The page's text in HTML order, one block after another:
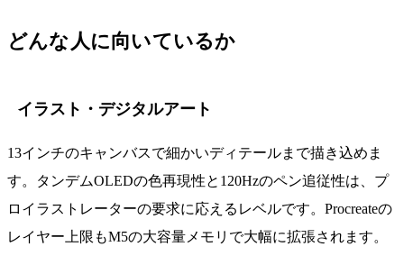
どんな人に向いているか
イラスト・デジタルアート
13インチのキャンバスで細かいディテールまで描き込めま
す。タンデムOLEDの色再現性と120Hzのペン追従性は、プ
ロイラストレーターの要求に応えるレベルです。Procreateの
レイヤー上限もM5の大容量メモリで大幅に拡張されます。